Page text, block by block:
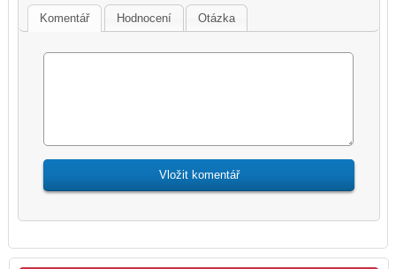
Komentář Hodnocení Otázka